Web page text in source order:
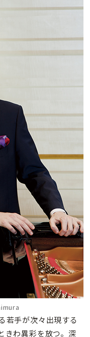
若手が次々出現する
きわ異彩を放つ。深